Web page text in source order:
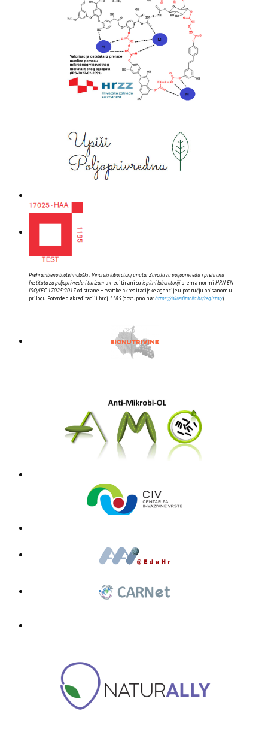
Prehrambeno biotehnološki i Vinarski laboratorij unutar Zavoda za poljoprivredu i prehranu
Instituta za poljoprivredu i turizam akreditirani su ispitni laboratorijiprema normi HRN EN
ISO/IEC 17025:2017od strane Hrvatske akreditacijske agencije u području opisanom u
prilogu Potvrde o akreditaciji broj 1185(dostupno na:https://akreditacija.hr/registar/).